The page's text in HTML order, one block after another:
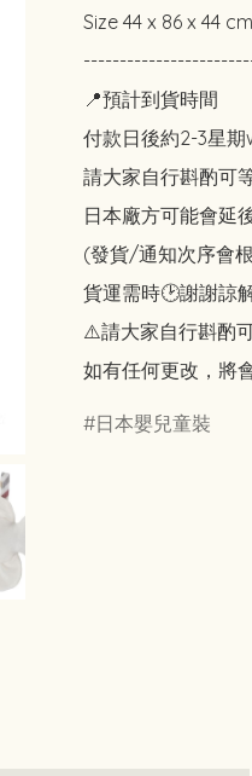
Size 44 x 86 x 44 cm
📍預計到貨時間
付款日後約2-3星
請大家自行斟酌可
日本廠方可能會延
(發貨/通知次序會
貨運需時🕑謝謝諒
⚠️請大家自行斟酌
如有任何更改，將
日本嬰兒童裝